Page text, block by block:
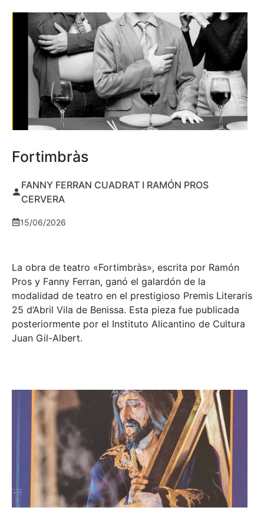
Fortimbràs
FANNY FERRAN CUADRAT I RAMÓN PROS
CERVERA
15/06/2026
La obra de teatro «Fortimbràs», escrita por Ramón
Pros y Fanny Ferran, ganó el galardón de la
modalidad de teatro en el prestigioso Premis Literaris
25 d’Abril Vila de Benissa. Esta pieza fue publicada
posteriormente por el Instituto Alicantino de Cultura
Juan Gil-Albert.